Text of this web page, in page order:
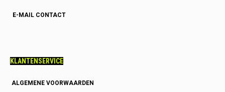
E-MAIL CONTACT
KLANTENSERVICE
ALGEMENE VOORWAARDEN